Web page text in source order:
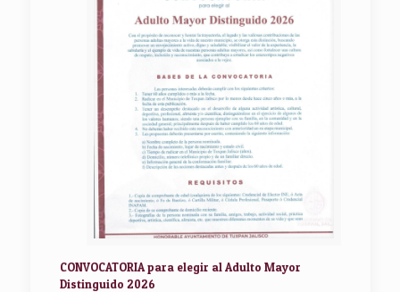
CONVOCATORIA para elegir al Adulto Mayor
Distinguido 2026